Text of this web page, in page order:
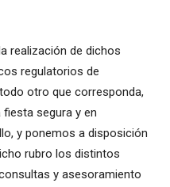
realización de dichos
regulatorios de
otro que corresponda,
segura y en
y ponemos a disposición
rubro los distintos
y asesoramiento